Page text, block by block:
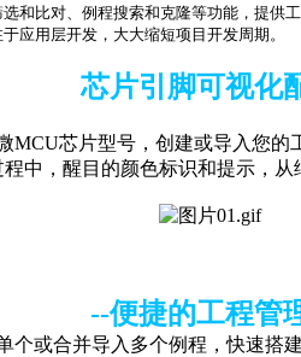
和比对、例程搜索和克隆等功能，提
应用层开发，大大缩短项目开发周期。
芯片引脚可视化
芯片型号，创建或导入您的
中，醒目的颜色标识和提示，从
--便捷的工程管
或合并导入多个例程，快速搭